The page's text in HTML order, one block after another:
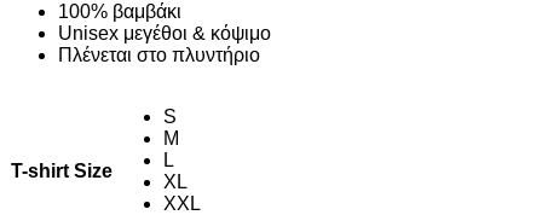
100% βαμβάκι
Unisex μεγέθοι & κόψιμο
Πλένεται στο πλυντήριο
T-shirt Size
S
M
L
XL
XXL